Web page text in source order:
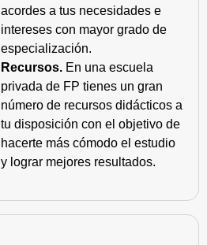
acordes a tus necesidades e
intereses con mayor grado de
especialización.
Recursos. En una escuela
privada de FP tienes un gran
número de recursos didácticos a
tu disposición con el objetivo de
hacerte más cómodo el estudio
y lograr mejores resultados.